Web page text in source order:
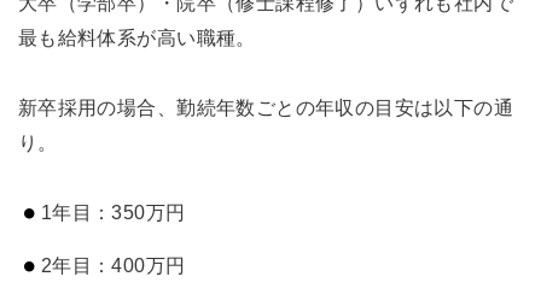
最も給料体系が高い職種。
新卒採用の場合、勤続年数ごとの年収の目安は以下の通
り。
1年目：350万円
2年目：400万円